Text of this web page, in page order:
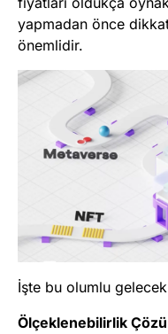
yapmadan önce
önemlidir.
İşte bu olumlu
Ölçeklenebilirlik